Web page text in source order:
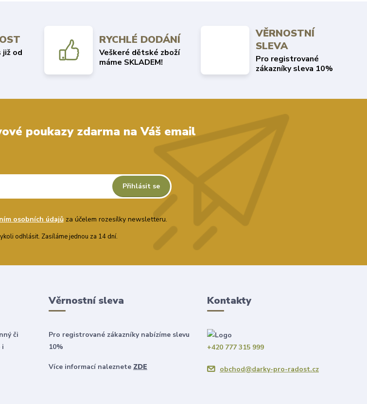
již od
RYCHLÉ DODÁNÍ
Veškeré dětské zboží
máme SKLADEM!
VĚRNOSTNÍ
SLEVA
Pro registrované
zákazníky sleva 10%
poukazy zdarma na Váš email
Přihlásit se
osobních údajůza účelem rozesílky newsletteru.
odhlásit. Zasíláme jednou za 14 dní.
či
i
Věrnostní sleva
Pro registrované zákazníky nabízíme slevu
10%
Více informací naleznete ZDE
Kontakty
+420 777 315 999
obchod@darky-pro-radost.cz